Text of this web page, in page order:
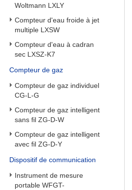
Woltmann LXLY
Compteur d'eau froide à jet
multiple LXSW
Compteur d'eau à cadran
sec LXSZ-K7
Compteur de gaz
Compteur de gaz individuel
CG-L-G
Compteur de gaz intelligent
sans fil ZG-D-W
Compteur de gaz intelligent
avec fil ZG-D-Y
Dispositif de communication
Instrument de mesure
portable WFGT-